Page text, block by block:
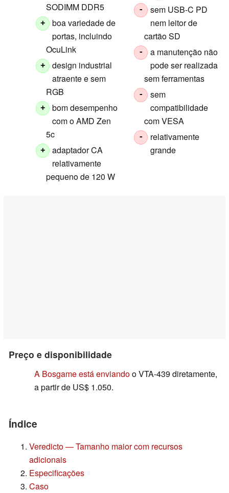
SODIMM DDR5
+
boa variedade de
portas, incluindo
OcuLink
+
design industrial
atraente e sem
RGB
+
bom desempenho
com o AMD Zen
5c
+
adaptador CA
relativamente
pequeno de 120 W
-
sem USB-C PD
nem leitor de
cartão SD
-
a manutenção não
pode ser realizada
sem ferramentas
-
sem
compatibilidade
com VESA
-
relativamente
grande
Preço e disponibilidade
A Bosgame está enviandoo VTA-439 diretamente,
a partir de US$ 1.050.
Índice
Veredicto — Tamanho maior com recursos
adicionais
Especificações
Caso